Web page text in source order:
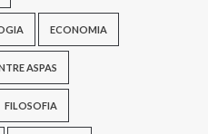
ECONOMIA
ASPAS
FILOSOFIA